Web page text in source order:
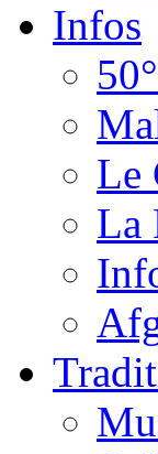
Infos
Le
La